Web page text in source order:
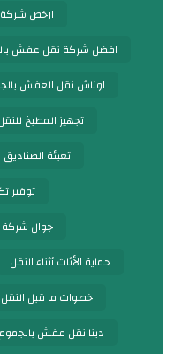
ارخص
افضل شركة نقل عفش
اوناش نقل العفش
تجهيز المطبخ
تعبئة الصناديق
توفير
جوال
حماية الأثاث أثناء النقل
خطوات ما قبل النقل
دينا نقل عفش بالجموم